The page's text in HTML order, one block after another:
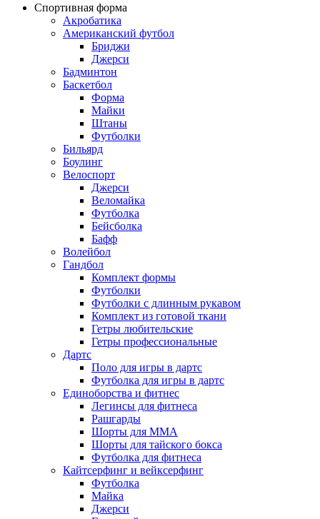
Спортивная форма
Акробатика
Американский футбол
Бриджи
Джерси
Бадминтон
Баскетбол
Форма
Майки
Штаны
Футболки
Бильярд
Боулинг
Велоспорт
Джерси
Веломайка
Футболка
Бейсболка
Бафф
Волейбол
Гандбол
Комплект формы
Футболки
Футболки с длинным рукавом
Комплект из готовой ткани
Гетры любительские
Гетры профессиональные
Дартс
Поло для игры в дартс
Футболка для игры в дартс
Единоборства и фитнес
Легинсы для фитнеса
Рашгарды
Шорты для MMA
Шорты для тайского бокса
Футболка для фитнеса
Кайтсерфинг и вейксерфинг
Футболка
Майка
Джерси